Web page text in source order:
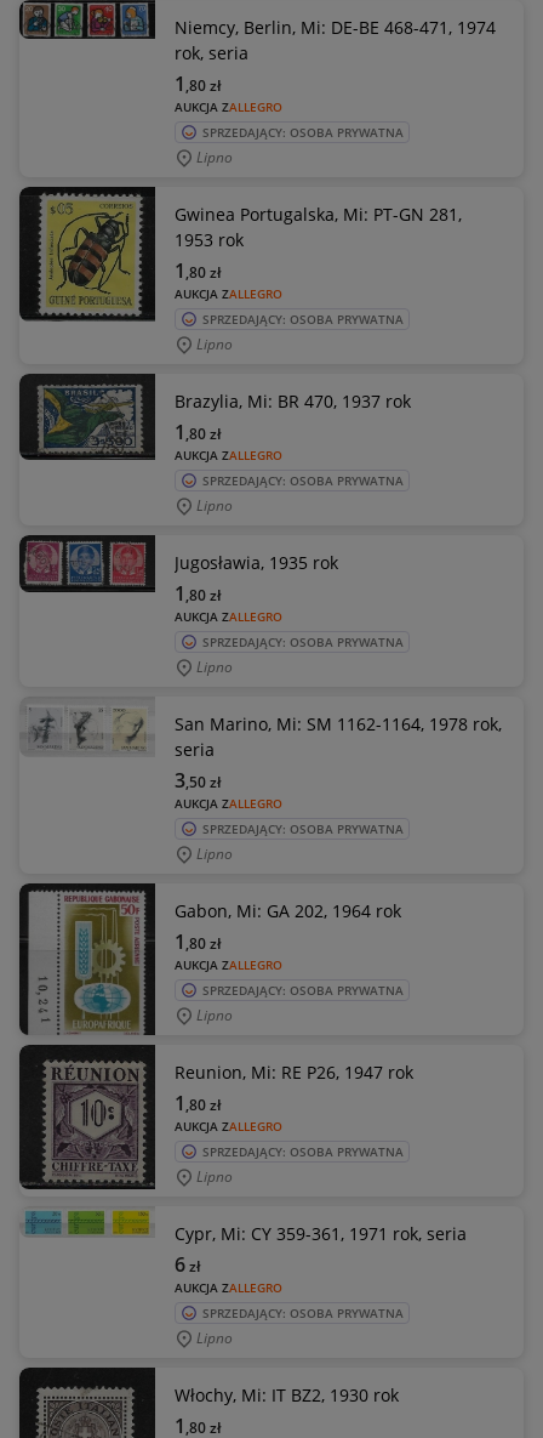
Niemcy, Berlin, Mi: DE-BE 468-471, 1974
rok, seria
AUKCJA ZALLEGRO
1 ,80zł
SPRZEDAJĄCY: OSOBA PRYWATNA
Lipno
Gwinea Portugalska, Mi: PT-GN 281,
1953 rok
AUKCJA ZALLEGRO
1 ,80zł
SPRZEDAJĄCY: OSOBA PRYWATNA
Lipno
Brazylia, Mi: BR 470, 1937 rok
AUKCJA ZALLEGRO
1 ,80zł
SPRZEDAJĄCY: OSOBA PRYWATNA
Lipno
Jugosławia, 1935 rok
AUKCJA ZALLEGRO
1 ,80zł
SPRZEDAJĄCY: OSOBA PRYWATNA
Lipno
San Marino, Mi: SM 1162-1164, 1978 rok,
seria
AUKCJA ZALLEGRO
3,50zł
SPRZEDAJĄCY: OSOBA PRYWATNA
Lipno
Gabon, Mi: GA 202, 1964 rok
AUKCJA ZALLEGRO
1 ,80zł
SPRZEDAJĄCY: OSOBA PRYWATNA
Lipno
Reunion, Mi: RE P26, 1947 rok
AUKCJA ZALLEGRO
1 ,80zł
SPRZEDAJĄCY: OSOBA PRYWATNA
Lipno
Cypr, Mi: CY 359-361, 1971 rok, seria
AUKCJA ZALLEGRO
6zł
SPRZEDAJĄCY: OSOBA PRYWATNA
Lipno
Włochy, Mi: IT BZ2, 1930 rok
1 ,80zł